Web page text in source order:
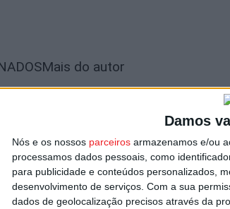
Damos
Nós e os nossos parceiros armazenamos e/ou
processamos dados pessoais, como
para publicidade e conteúdos personalizados,
desenvolvimento de serviços. Com a sua
dados de geolocalização precisos através da
Mais do autor